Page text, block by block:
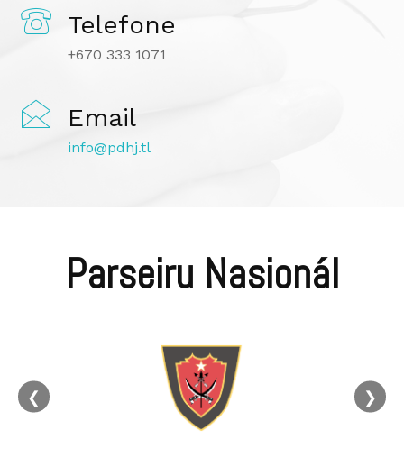
Telefone
+670 333 1071
Email
info@pdhj.tl
Parseiru Nasionál
❮ ❯